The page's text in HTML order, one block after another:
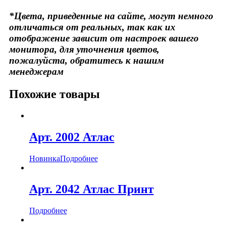
*Цвета, приведенные на сайте, могут немного
отличаться от реальных, так как их
отображение зависит от настроек вашего
монитора, для уточнения цветов,
пожалуйста, обратитесь к нашим
менеджерам
Похожие товары
Арт. 2002 Атлас
НовинкаПодробнее
Арт. 2042 Атлас Принт
Подробнее